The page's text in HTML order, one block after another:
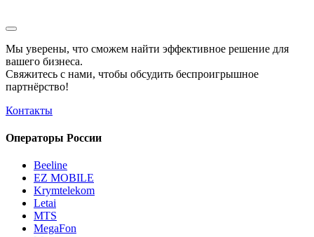
Мы уверены, что сможем найти эффективное решение для
вашего бизнеса.
Свяжитесь с нами, чтобы обсудить беспроигрышное
партнёрство!
Контакты
Операторы России
Beeline
EZ MOBILE
Krymtelekom
Letai
MTS
MegaFon